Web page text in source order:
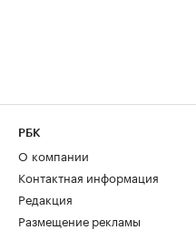
РБК
О компании
Контактная информация
Редакция
Размещение рекламы